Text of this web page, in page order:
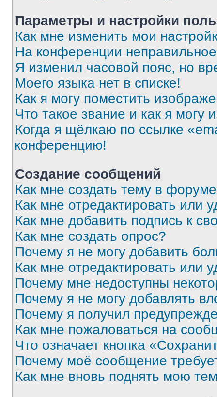
Параметры и настройки
Как мне изменить мои
На конференции
Я изменил часовой пояс, но
Моего языка нет в списке!
Как я могу поместить
Что такое звание и как я могу
Когда я щёлкаю по ссылке
конференцию!
Создание сообщений
Как мне создать тему в
Как мне отредактировать или
Как мне добавить подпись к
Как мне создать опрос?
Почему я не могу добавить
Как мне отредактировать или
Почему мне недоступны
Почему я не могу добавлять
Почему я получил
Как мне пожаловаться на
Что означает кнопка
Почему моё сообщение
Как мне вновь поднять мою